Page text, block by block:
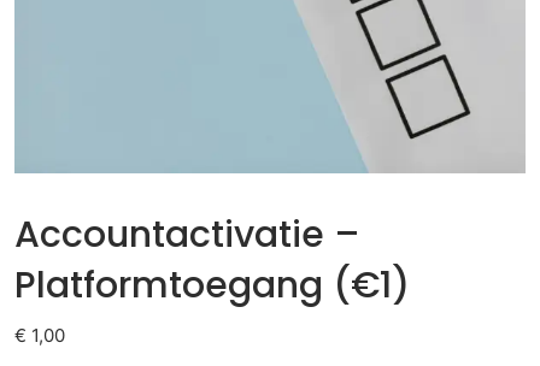
Accountactivatie –
Platformtoegang (€1)
€ 1,00